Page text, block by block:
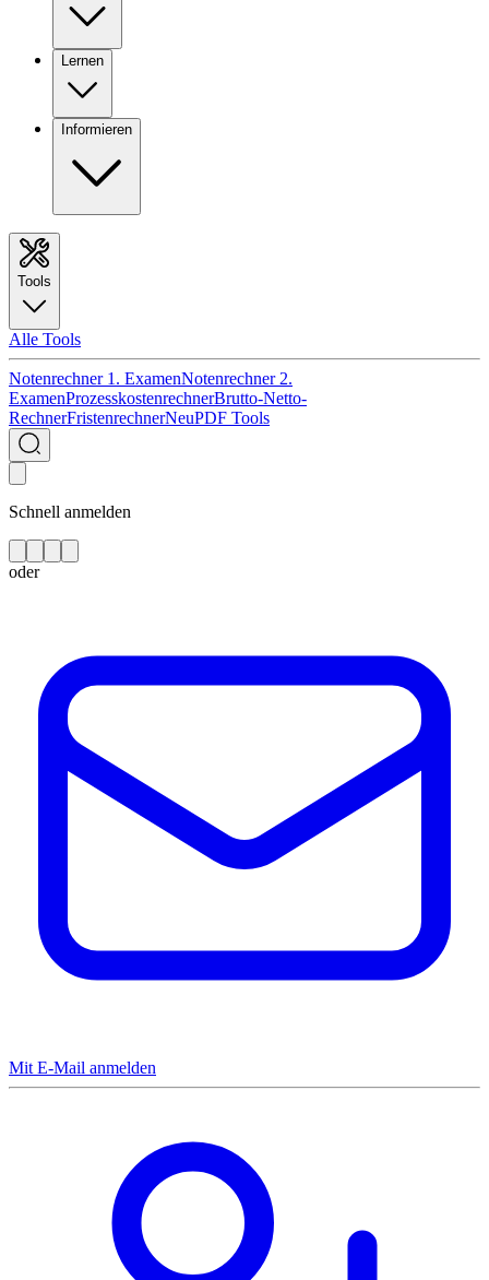
Lernen
Informieren
Tools
Alle Tools
Notenrechner 1. ExamenNotenrechner 2.
ExamenProzesskostenrechnerBrutto-Netto-
RechnerFristenrechnerNeuPDF Tools
Schnell anmelden
oder
Mit E-Mail anmelden